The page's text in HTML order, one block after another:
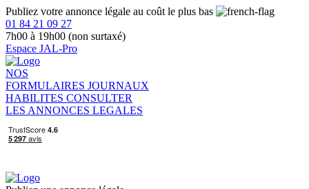
Publiez votre annonce légale au coût le plus bas
01 84 21 09 27
7h00 à 19h00 (non surtaxé)
Espace JAL-Pro
NOS
FORMULAIRES JOURNAUX
HABILITES CONSULTER
LES ANNONCES LEGALES